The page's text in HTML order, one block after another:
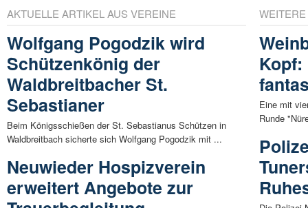
AKTUELLE ARTIKEL AUS VEREINE
Wolfgang Pogodzik wird
Schützenkönig der
Waldbreitbacher St.
Sebastianer
Beim Königsschießen der St. Sebastianus Schützen in
Waldbreitbach sicherte sich Wolfgang Pogodzik mit ...
Neuwieder Hospizverein
erweitert Angebote zur
Eine mit
Runde